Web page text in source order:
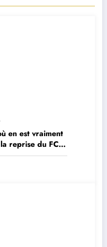
en est vraiment
reprise du FC